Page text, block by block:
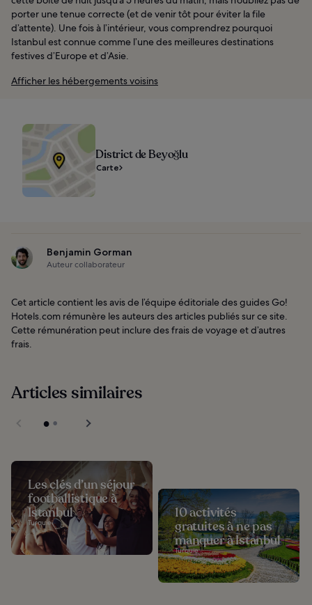
porter une tenue correcte (et de venir tôt pour éviter la file
d’attente). Une fois à l’intérieur, vous comprendrez pourquoi
Istanbul est connue comme l’une des meilleures destinations
festives d’Europe et d’Asie.
Afficher les hébergements voisins
District de Beyoğlu
Carte
Benjamin Gorman
Auteur collaborateur
Cet article contient les avis de l’équipe éditoriale des guides Go!
Hotels.com rémunère les auteurs des articles publiés sur ce site.
Cette rémunération peut inclure des frais de voyage et d’autres
frais.
Articles similaires
Les clés d’un séjour
footballistique à
Istanbul
Turquie
10 activités
gratuites à ne pas
manquer à Istanbul
Turquie